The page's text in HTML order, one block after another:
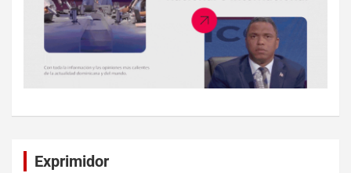
Exprimidor